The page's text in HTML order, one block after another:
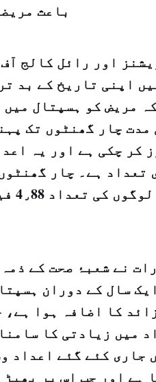
باعث
اور رائل کالج
اپنی تاریخ کے بد
مریض کو ہسپتال
مدت چار گھنٹوں تک
کر چکی ہے اور یہ
تعداد ہے۔ چار
نے شعبۂ صحت کے
سال کے دوران
سے زائد کا اضافہ
میں زیادتی کا
جاری کئے گئے اعداد
ہے اور جب اس پر